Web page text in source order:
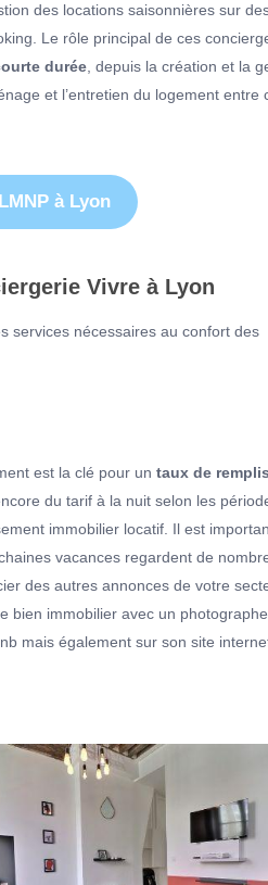
des locations saisonnières sur
Le rôle principal de ces
durée , depuis la création et la
et l’entretien du logement entre
à Lyon
Vivre à Lyon
services nécessaires au confort des
est la clé pour un taux de
du tarif à la nuit selon les
immobilier locatif. Il est
vacances regardent de
des autres annonces de votre
bien immobilier avec un photographe
mais également sur son site